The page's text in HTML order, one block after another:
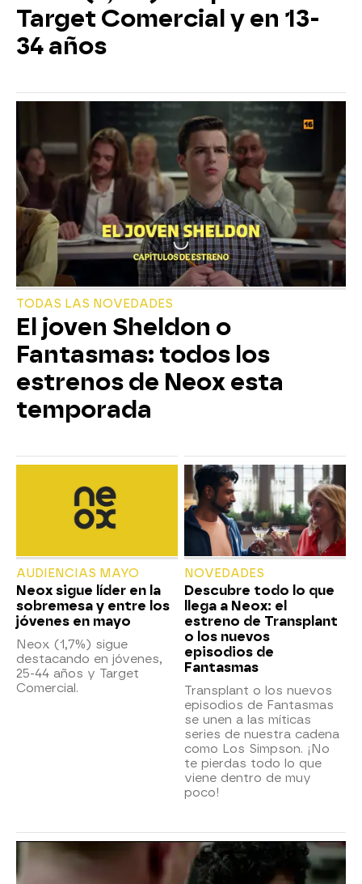
Target Comercial y en 13-
34 años
TODAS LAS NOVEDADES
El joven Sheldon o
Fantasmas: todos los
estrenos de Neox esta
temporada
AUDIENCIAS MAYO
Neox sigue líder en la
sobremesa y entre los
jóvenes en mayo
Neox (1,7%) sigue
destacando en jóvenes,
25-44 años y Target
Comercial.
NOVEDADES
Descubre todo lo que
llega a Neox: el
estreno de Transplant
o los nuevos
episodios de
Fantasmas
Transplant o los nuevos
episodios de Fantasmas
se unen a las míticas
series de nuestra cadena
como Los Simpson. ¡No
te pierdas todo lo que
viene dentro de muy
poco!